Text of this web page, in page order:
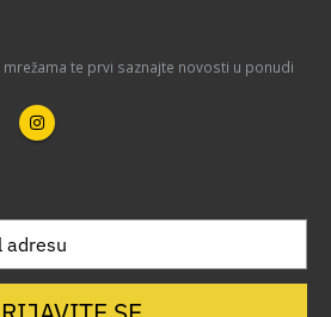
te prvi saznajte novosti u ponudi